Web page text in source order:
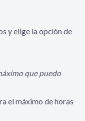
y elige la opción de
que puedo
el máximo de horas